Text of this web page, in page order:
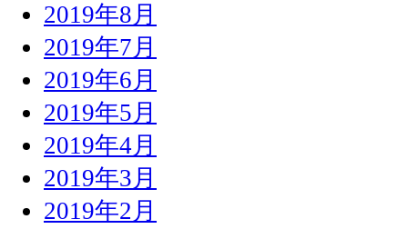
2019年8月
2019年7月
2019年6月
2019年5月
2019年4月
2019年3月
2019年2月